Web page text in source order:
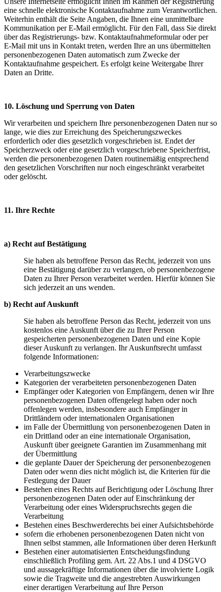
eine schnelle elektronische Kontaktaufnahme zum Verantwortlichen.
Weiterhin enthält die Seite Angaben, die Ihnen eine unmittelbare
Kommunikation per E-Mail ermöglicht. Für den Fall, dass Sie direkt
über das Registrierungs- bzw. Kontaktaufnahmeformular oder per
E-Mail mit uns in Kontakt treten, werden Ihre an uns übermittelten
personenbezogenen Daten automatisch zum Zwecke der
Kontaktaufnahme gespeichert. Es erfolgt keine Weitergabe Ihrer
Daten an Dritte.
10. Löschung und Sperrung von Daten
Wir verarbeiten und speichern Ihre personenbezogenen Daten nur so
lange, wie dies zur Erreichung des Speicherungszweckes
erforderlich oder dies gesetzlich vorgeschrieben ist. Endet der
Speicherzweck oder eine gesetzlich vorgeschriebene Speicherfrist,
werden die personenbezogenen Daten routinemäßig entsprechend
den gesetzlichen Vorschriften nur noch eingeschränkt verarbeitet
oder gelöscht.
11. Ihre Rechte
a) Recht auf Bestätigung
Sie haben als betroffene Person das Recht, jederzeit von uns
eine Bestätigung darüber zu verlangen, ob personenbezogene
Daten zu Ihrer Person verarbeitet werden. Hierfür können Sie
sich jederzeit an uns wenden.
b) Recht auf Auskunft
Sie haben als betroffene Person das Recht, jederzeit von uns
kostenlos eine Auskunft über die zu Ihrer Person
gespeicherten personenbezogenen Daten und eine Kopie
dieser Auskunft zu verlangen. Ihr Auskunftsrecht umfasst
folgende Informationen:
Verarbeitungszwecke
Kategorien der verarbeiteten personenbezogenen Daten
Empfänger oder Kategorien von Empfängern, denen wir Ihre
personenbezogenen Daten offengelegt haben oder noch
offenlegen werden, insbesondere auch Empfänger in
Drittländern oder internationalen Organisationen
im Falle der Übermittlung von personenbezogenen Daten in
ein Drittland oder an eine internationale Organisation,
Auskunft über geeignete Garantien im Zusammenhang mit
der Übermittlung
die geplante Dauer der Speicherung der personenbezogenen
Daten oder wenn dies nicht möglich ist, die Kriterien für die
Festlegung der Dauer
Bestehen eines Rechts auf Berichtigung oder Löschung Ihrer
personenbezogenen Daten oder auf Einschränkung der
Verarbeitung oder eines Widerspruchsrechts gegen die
Verarbeitung
Bestehen eines Beschwerderechts bei einer Aufsichtsbehörde
sofern die erhobenen personenbezogenen Daten nicht von
Ihnen selbst stammen, alle Informationen über deren Herkunft
Bestehen einer automatisierten Entscheidungsfindung
einschließlich Profiling gem. Art. 22 Abs.1 und 4 DSGVO
und aussagekräftige Informationen über die involvierte Logik
sowie die Tragweite und die angestrebten Auswirkungen
einer derartigen Verarbeitung auf Ihre Person